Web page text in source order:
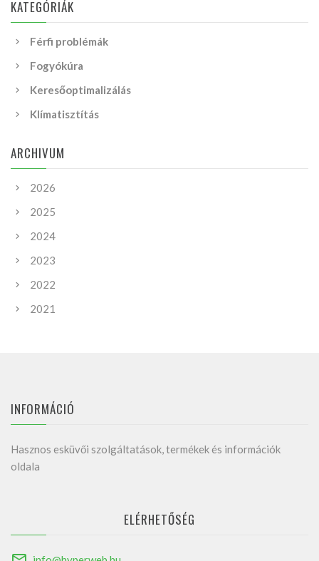
KATEGÓRIÁK
Férfi problémák
Fogyókúra
Keresőoptimalizálás
Klímatisztítás
ARCHIVUM
2026
2025
2024
2023
2022
2021
INFORMÁCIÓ
Hasznos esküvői szolgáltatások, termékek és információk
oldala
ELÉRHETŐSÉG